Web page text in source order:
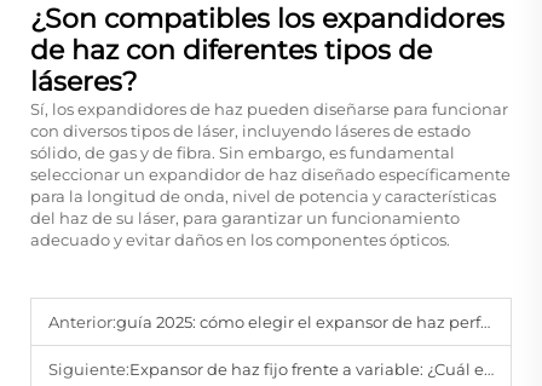
¿Son compatibles los expandidores
de haz con diferentes tipos de
láseres?
Sí, los expandidores de haz pueden diseñarse para funcionar
con diversos tipos de láser, incluyendo láseres de estado
sólido, de gas y de fibra. Sin embargo, es fundamental
seleccionar un expandidor de haz diseñado específicamente
para la longitud de onda, nivel de potencia y características
del haz de su láser, para garantizar un funcionamiento
adecuado y evitar daños en los componentes ópticos.
Anterior:guía 2025: cómo elegir el expansor de haz perfecto
Siguiente:Expansor de haz fijo frente a variable: ¿Cuál elegir?